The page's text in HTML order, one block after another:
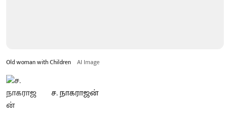
Old woman with Children AI Image
ச. நாகராஜன்